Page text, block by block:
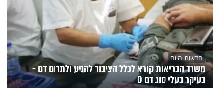
חדשות היום
משרד הבריאות קורא לכלל הציבור להגיע ולתרום דם -
בעיקר בעלי סוג דם O